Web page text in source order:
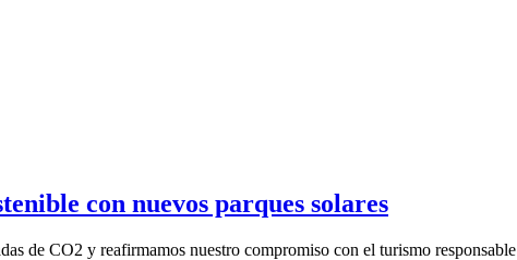
con nuevos parques solares
de CO2 y reafirmamos nuestro compromiso con el turismo responsable